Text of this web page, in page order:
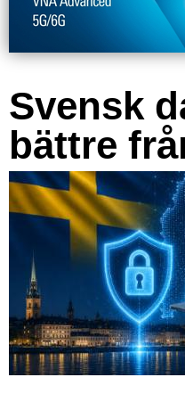
Svensk
bättre